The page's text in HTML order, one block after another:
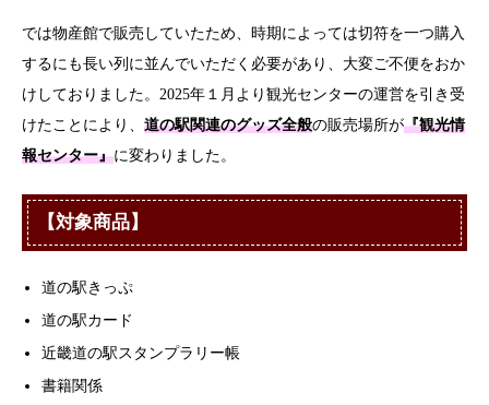
では物産館で販売していたため、時期によっては切符を一つ購入
するにも長い列に並んでいただく必要があり、大変ご不便をおか
けしておりました。2025年１月より観光センターの運営を引き受
けたことにより、 道の駅関連のグッズ全般の販売場所が『観光情
報センター』に変わりました。
【対象商品】
道の駅きっぷ
道の駅カード
近畿道の駅スタンプラリー帳
書籍関係